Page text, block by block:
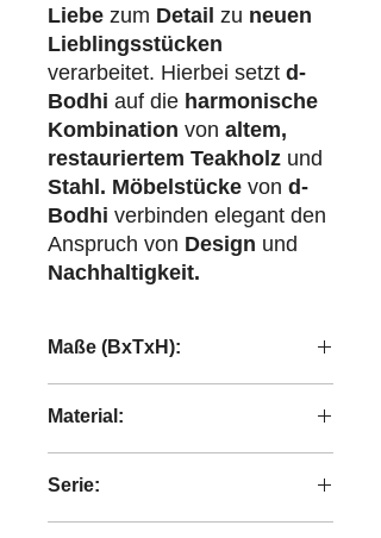
Liebe zum Detail zu neuen
Lieblingsstücken
verarbeitet. Hierbei setzt d-
Bodhi auf die harmonische
Kombination von altem,
restauriertem Teakholz und
Stahl. Möbelstücke von d-
Bodhi verbinden elegant den
Anspruch von Design und
Nachhaltigkeit.
Maße (BxTxH):
Material:
Serie: